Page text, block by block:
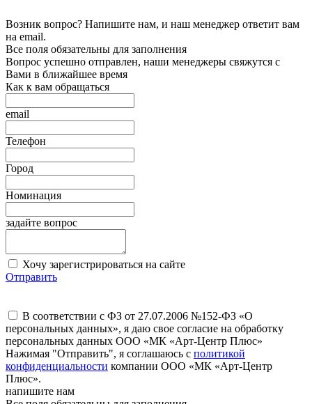
Возник вопрос? Напишите нам, и наш менеджер ответит вам
на email.
Все поля обязательны для заполнения
Вопрос успешно отправлен, наши менеджеры свяжутся с
Вами в ближайшее время
Как к вам обращаться
email
Телефон
Город
Номинация
задайте вопрос
Хочу зарегистрироваться на сайте
Отправить
В соответствии с ФЗ от 27.07.2006 №152-ФЗ «О
персональных данных», я даю свое согласие на обработку
персональных данных ООО «МК «Арт-Центр Плюс»
Нажимая "Отправить", я соглашаюсь с политикой
конфиденциальности компании ООО «МК «Арт-Центр
Плюс».
напишите нам